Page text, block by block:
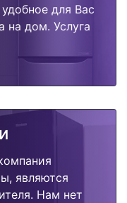
для Вас
на дом. Услуга
являются
Нам нет